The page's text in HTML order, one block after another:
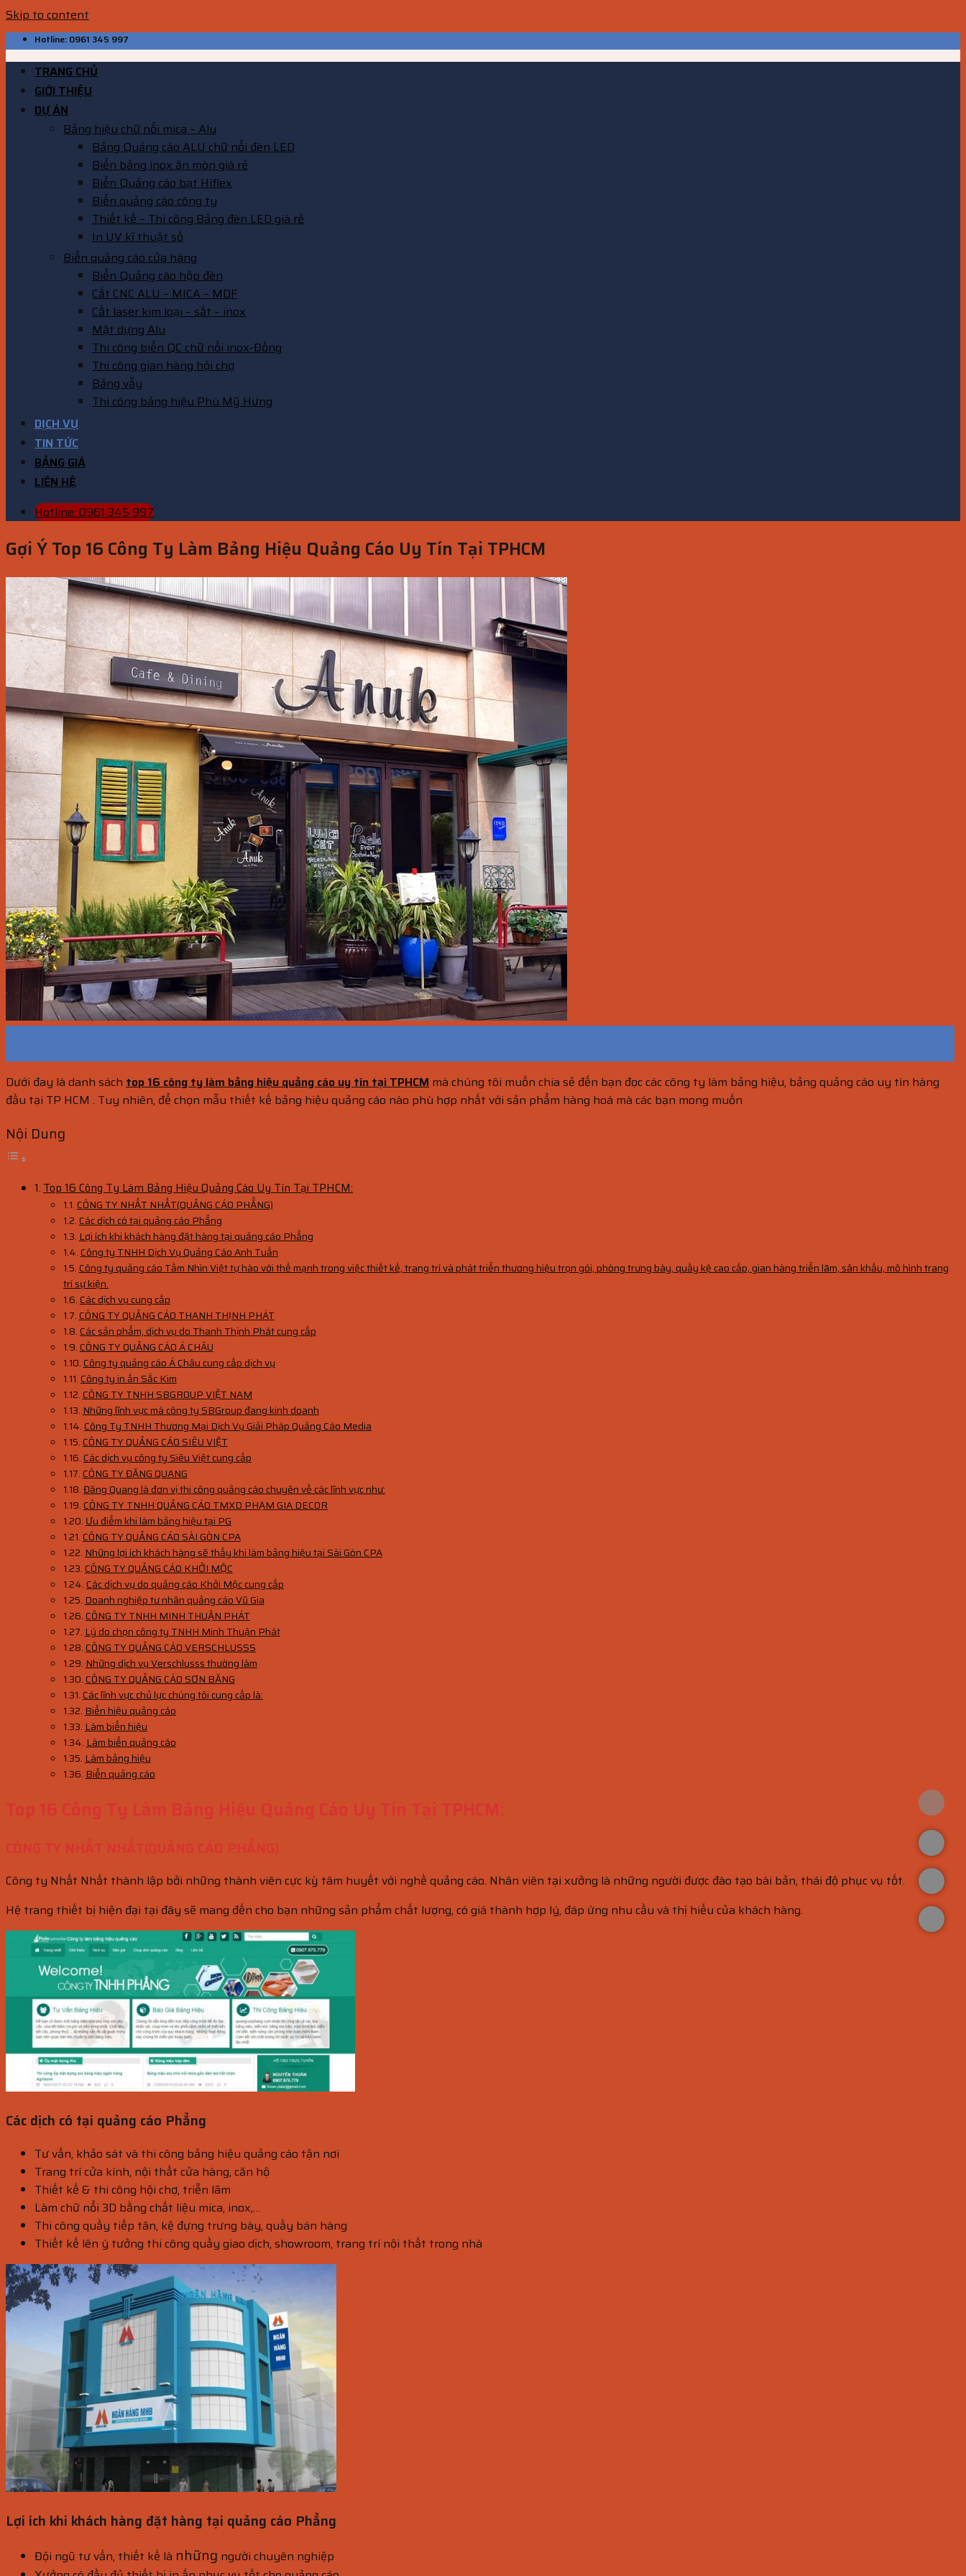
Skip to content
Hotline: 0961 345 997
TRANG CHỦ
GIỚI THIỆU
DỰ ÁN
Bảng hiệu chữ nổi mica – Alu
Bảng Quảng cáo ALU chữ nổi đèn LED
Biển bảng inox ăn mòn giá rẻ
Biển Quảng cáo bạt Hiflex
Biển quảng cáo công ty
Thiết kế – Thi công Bảng đèn LED giá rẻ
In UV kĩ thuật số
Biển quảng cáo cửa hàng
Biển Quảng cáo hộp đèn
Cắt CNC ALU – MICA – MDF
Cắt laser kim loại – sắt – inox
Mặt dựng Alu
Thi công biển QC chữ nổi inox-Đồng
Thi công gian hàng hội chợ
Bảng vẫy
Thi công bảng hiệu Phú Mỹ Hưng
DỊCH VỤ
TIN TỨC
BẢNG GIÁ
LIÊN HỆ
Hotline: 0961 345 997
Gợi Ý Top 16 Công Ty Làm Bảng Hiệu Quảng Cáo Uy Tín Tại TPHCM
Dưới đay là danh sách top 16 công ty làm bảng hiệu quảng cáo uy tín tại TPHCM mà chúng tôi muốn chia sẻ đến bạn đọc các công ty làm bảng hiệu, bảng quảng cáo uy tín hàng
đầu tại TP HCM . Tuy nhiên, để chọn mẫu thiết kế bảng hiệu quảng cáo nào phù hợp nhất với sản phẩm hàng hoá mà các bạn mong muốn
Nội Dung
Top 16 Công Ty Làm Bảng Hiệu Quảng Cáo Uy Tín Tại TPHCM:
CÔNG TY NHẤT NHẤT(QUẢNG CÁO PHẲNG)
Các dịch có tại quảng cáo Phẳng
Lợi ích khi khách hàng đặt hàng tại quảng cáo Phẳng
Công ty TNHH Dịch Vụ Quảng Cáo Anh Tuấn
Công ty quảng cáo Tầm Nhìn Việt tự hào với thế mạnh trong việc thiết kế, trang trí và phát triển thương hiệu trọn gói, phòng trưng bày, quầy kệ cao cấp, gian hàng triển lãm, sân khấu, mô hình trang
trí sự kiện.
Các dịch vụ cung cấp
CÔNG TY QUẢNG CÁO THANH THỊNH PHÁT
Các sản phẩm, dịch vụ do Thanh Thịnh Phát cung cấp
CÔNG TY QUẢNG CÁO Á CHÂU
Công ty quảng cáo Á Châu cung cấp dịch vụ
Công ty in ấn Sắc Kim
CÔNG TY TNHH SBGROUP VIỆT NAM
Những lĩnh vực mà công ty SBGroup đang kinh doanh
Công Ty TNHH Thương Mại Dịch Vụ Giải Pháp Quảng Cáo Media
CÔNG TY QUẢNG CÁO SIÊU VIỆT
Các dịch vụ công ty Siêu Việt cung cấp
CÔNG TY ĐĂNG QUANG
Đăng Quang là đơn vị thi công quảng cáo chuyên về các lĩnh vực như:
CÔNG TY TNHH QUẢNG CÁO TMXD PHẠM GIA DECOR
Ưu điểm khi làm bảng hiệu tại PG
CÔNG TY QUẢNG CÁO SÀI GÒN CPA
Những lợi ích khách hàng sẽ thấy khi làm bảng hiệu tại Sài Gòn CPA
CÔNG TY QUẢNG CÁO KHỞI MỘC
Các dịch vụ do quảng cáo Khởi Mộc cung cấp
Doanh nghiệp tư nhân quảng cáo Vũ Gia
CÔNG TY TNHH MINH THUẬN PHÁT
Lý do chọn công ty TNHH Minh Thuận Phát
CÔNG TY QUẢNG CÁO VERSCHLUSSS
Những dịch vụ Verschlusss thường làm
CÔNG TY QUẢNG CÁO SƠN BĂNG
Các lĩnh vực chủ lực chúng tôi cung cấp là:
Biển hiệu quảng cáo
Làm biển hiệu
Làm biển quảng cáo
Làm bảng hiệu
Biển quảng cáo
Top 16 Công Ty Làm Bảng Hiệu Quảng Cáo Uy Tín Tại TPHCM:
CÔNG TY NHẤT NHẤT(QUẢNG CÁO PHẲNG)
Công ty Nhất Nhất thành lập bởi những thành viên cực kỳ tâm huyết với nghề quảng cáo. Nhân viên tại xưởng là những người được đào tạo bài bản, thái độ phục vụ tốt.
Hệ trang thiết bị hiện đại tại đây sẽ mang đến cho bạn những sản phẩm chất lượng, có giá thành hợp lý, đáp ứng nhu cầu và thị hiếu của khách hàng.
Các dịch có tại quảng cáo Phẳng
Tư vấn, khảo sát và thi công bảng hiệu quảng cáo tận nơi
Trang trí cửa kính, nội thất cửa hàng, căn hộ
Thiết kế & thi công hội chợ, triễn lãm
Làm chữ nổi 3D bằng chất liệu mica, inox,…
Thi công quầy tiếp tân, kệ đựng trưng bày, quầy bán hàng
Thiết kế lên ý tưởng thi công quầy giao dịch, showroom, trang trí nội thất trong nhà
Lợi ích khi khách hàng đặt hàng tại quảng cáo Phẳng
Đội ngũ tư vấn, thiết kế là những người chuyên nghiệp